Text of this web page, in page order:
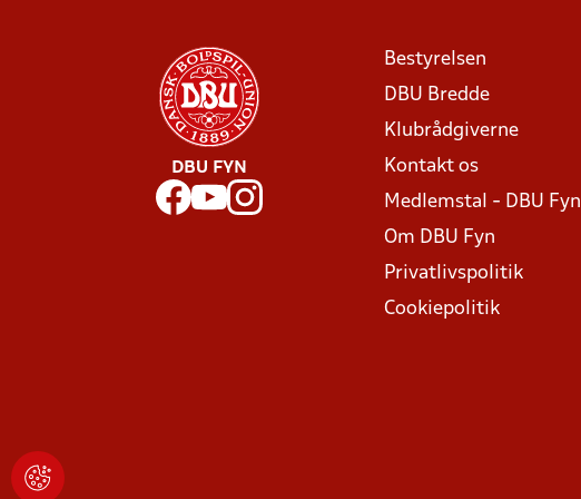
DBU FYN
Bestyrelsen
DBU Bredde
Klubrådgiverne
Kontakt os
Medlemstal - DBU Fyn
Om DBU Fyn
Privatlivspolitik
Cookiepolitik